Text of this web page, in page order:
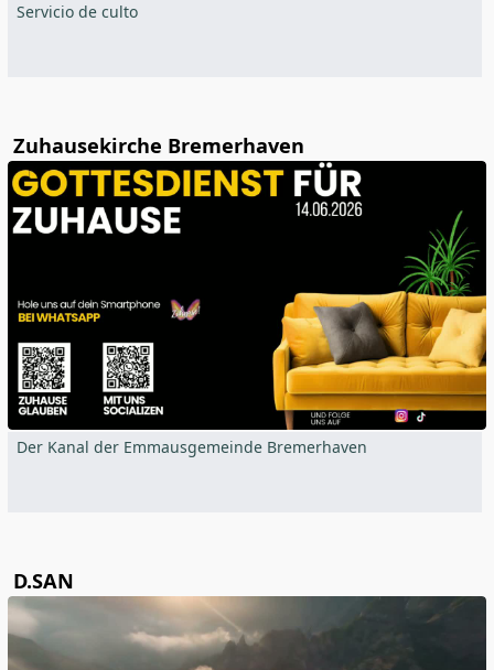
Servicio de culto
Zuhausekirche Bremerhaven
Der Kanal der Emmausgemeinde Bremerhaven
D.SAN